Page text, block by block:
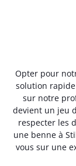
Opter pour
solution
sur notre
devient un jeu
respecter les
une benne à
vous sur une